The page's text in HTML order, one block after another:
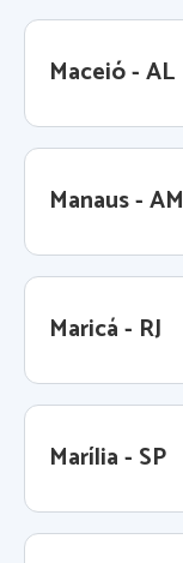
Maceió - AL
Manaus - AM
Maricá - RJ
Marília - SP